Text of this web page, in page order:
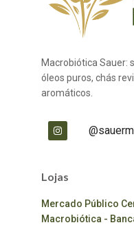
Macrobiótica Sauer:
óleos puros, chás
aromáticos.
Lojas
Mercado Público
Macrobiótica -